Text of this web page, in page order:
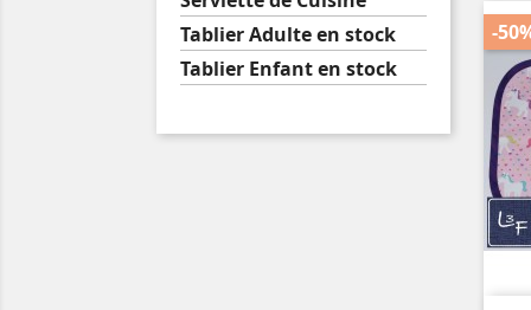
Tablier Adulte en stock
Tablier Enfant en stock
-